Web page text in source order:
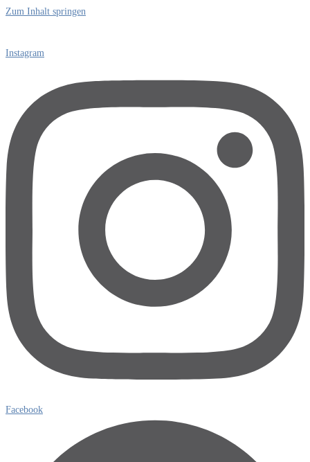
Zum Inhalt springen
Instagram
Facebook